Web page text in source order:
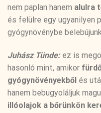
nem paplan hanem alulra
és felülre egy ugyanilyen
gyógynövénybe belebújunk.
Juhász Tünde:ez is
hasonló mint, amikor
gyógynövényekből és
hanem bebugyoláljuk
illóolajok a bőrünkön